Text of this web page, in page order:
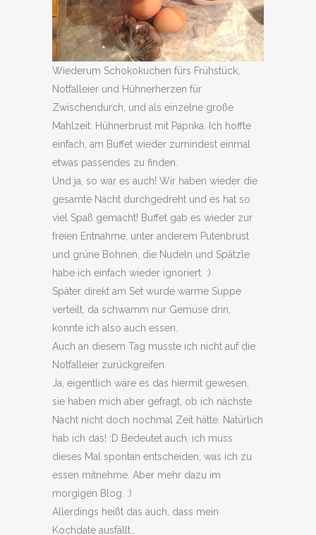
Wiederum Schokokuchen fürs Frühstück,
Notfalleier und Hühnerherzen für
Zwischendurch, und als einzelne große
Mahlzeit: Hühnerbrust mit Paprika. Ich hoffte
einfach, am Buffet wieder zumindest einmal
etwas passendes zu finden.
Und ja, so war es auch! Wir haben wieder die
gesamte Nacht durchgedreht und es hat so
viel Spaß gemacht! Buffet gab es wieder zur
freien Entnahme, unter anderem Putenbrust
und grüne Bohnen, die Nudeln und Spätzle
habe ich einfach wieder ignoriert. :)
Später direkt am Set wurde warme Suppe
verteilt, da schwamm nur Gemüse drin,
konnte ich also auch essen.
Auch an diesem Tag musste ich nicht auf die
Notfalleier zurückgreifen.
Ja, eigentlich wäre es das hiermit gewesen,
sie haben mich aber gefragt, ob ich nächste
Nacht nicht doch nochmal Zeit hätte. Natürlich
hab ich das! :D Bedeutet auch, ich muss
dieses Mal spontan entscheiden, was ich zu
essen mitnehme. Aber mehr dazu im
morgigen Blog. :)
Allerdings heißt das auch, dass mein
Kochdate ausfällt…